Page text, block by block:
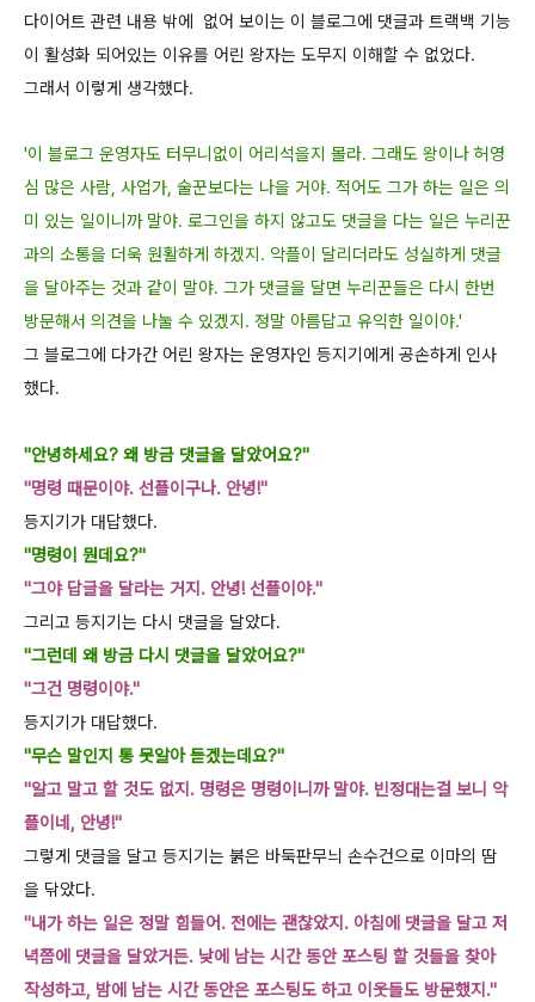
다이어트 관련 내용 밖에 없어 보이는 이 블로그에 댓글과 트랙백 기능
이 활성화 되어있는 이유를 어린 왕자는 도무지 이해할 수 없었다.
그래서 이렇게 생각했다.
'이 블로그 운영자도 터무니없이 어리석을지 몰라. 그래도 왕이나 허영
심 많은 사람, 사업가, 술꾼보다는 나을 거야. 적어도 그가 하는 일은 의
미 있는 일이니까 말야. 로그인을 하지 않고도 댓글을 다는 일은 누리꾼
과의 소통을 더욱 원활하게 하겠지. 악플이 달리더라도 성실하게 댓글
을 달아주는 것과 같이 말야. 그가 댓글을 달면 누리꾼들은 다시 한번
방문해서 의견을 나눌 수 있겠지. 정말 아름답고 유익한 일이야.'
그 블로그에 다가간 어린 왕자는 운영자인 등지기에게 공손하게 인사
했다.
"안녕하세요? 왜 방금 댓글을 달았어요?"
"명령 때문이야. 선플이구나. 안녕!"
등지기가 대답했다.
"명령이 뭔데요?"
"그야 답글을 달라는 거지. 안녕! 선플이야."
그리고 등지기는 다시 댓글을 달았다.
"그런데 왜 방금 다시 댓글을 달았어요?"
"그건 명령이야."
등지기가 대답했다.
"무슨 말인지 통 못알아 듣겠는데요?"
"알고 말고 할 것도 없지. 명령은 명령이니까 말야. 빈정대는걸 보니 악
플이네, 안녕!"
그렇게 댓글을 달고 등지기는 붉은 바둑판무늬 손수건으로 이마의 땀
을 닦았다.
"내가 하는 일은 정말 힘들어. 전에는 괜찮았지. 아침에 댓글을 달고 저
녁쯤에 댓글을 달았거든. 낮에 남는 시간 동안 포스팅 할 것들을 찾아
작성하고, 밤에 남는 시간 동안은 포스팅도 하고 이웃들도 방문했지."